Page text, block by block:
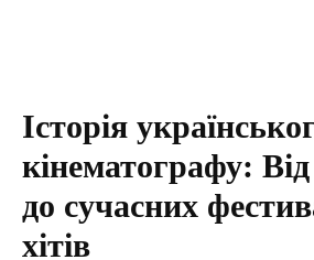
Історія
кінематографу:
до сучасних
хітів